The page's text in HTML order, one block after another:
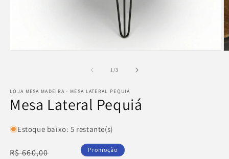
modal
1/de
3
LOJA MESA MADEIRA - MESA LATERAL PEQUIÁ
Mesa Lateral Pequiá
Estoque baixo: 5 restante(s)
Preço
R$ 660,00
Preço
Promoção